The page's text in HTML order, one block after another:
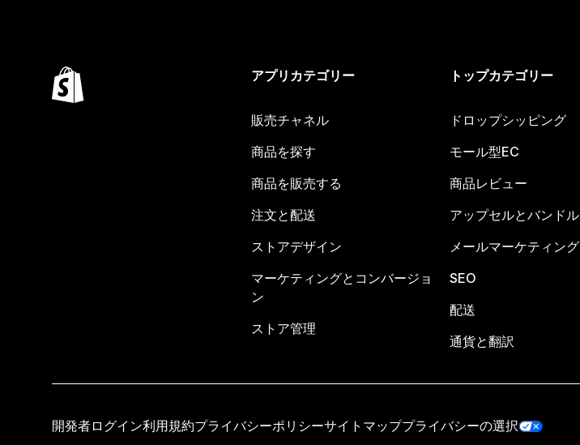
アプリカテゴリー
販売チャネル
商品を探す
商品を販売する
注文と配送
ストアデザイン
マーケティングとコンバージョ
ン
ストア管理
トップカテゴリー
ドロップシッピング
モール型EC
商品レビュー
アップセルとバンドル
メールマーケティング
SEO
配送
通貨と翻訳
開発者ログイン利用規約プライバシーポリシーサイトマッププライバシーの選択